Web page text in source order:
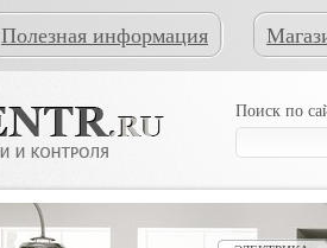
Полезная информация
Поиск по